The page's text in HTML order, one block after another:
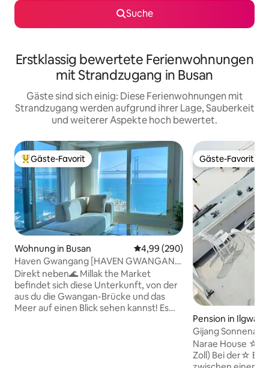
Suche
Erstklassig bewertete Ferienwohnungen
mit Strandzugang in Busan
Gäste sind sich einig: Diese Ferienwohnungen mit
Strandzugang werden aufgrund ihrer Lage, Sauberkeit
und weiterer Aspekte hoch bewertet.
Beliebter Gäste-Favorit.
Gäste-Favorit
Wohnung in Busan Durchschnittliche Bewertung:
4,99 (290)
Haven Gwangang [HAVEN GWANGAN]
#Gwangang-Brücke #Meerblick
#Fenster auf beiden Seiten #2 Zimmer
für 5 Personen #Elektrische Matratze
#Kostenloser Parkplatz
Direkt neben🌊 Millak the Market
befindet sich diese Unterkunft, von der
aus du die Gwangan-Brücke und das
Meer auf einen Blick sehen kannst! Es
Gäste-Favorit
Gäste-Favorit
Pension in
Gijang
Gijang
Netflix #
Meerblick #
Narae House ☆ Netflix kostenlos (50
Zoll) Bei der☆